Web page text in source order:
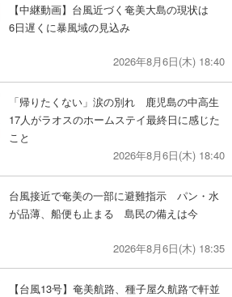
【中継動画】台風近づく奄美大島の現状は
6日遅くに暴風域の見込み
2026年8月6日(木) 18:40
「帰りたくない」涙の別れ 鹿児島の中高生
17人がラオスのホームステイ最終日に感じた
こと
2026年8月6日(木) 18:40
台風接近で奄美の一部に避難指示 パン・水
が品薄、船便も止まる 島民の備えは今
2026年8月6日(木) 18:35
【台風13号】奄美航路、種子屋久航路で軒並